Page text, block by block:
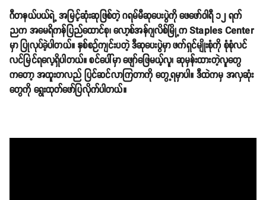
ဂီတနယ်ပယ်ရဲ့ အမြင့်ဆုံးဆုဖြစ်တဲ့ ဂရမ်မီဆုပေးပွဲကို ဖေဖော်ဝါရီ ၁၂ ရက်
ညက အမေရိကန်ပြည်ထောင်စု၊ လော့စ်အန်ဂျလိစ်မြို့က Staples Center
မှာ ပြုလုပ်ခဲ့ပါတယ်။ နှစ်စဉ်ကျင်းပတဲ့ ဒီဆုပေးပွဲမှာ ဖက်ရှင်မျိုးစုံကို စုံစုံလင်
လင်မြင်ရလေ့ရှိပါတယ်။ စင်ပေါ်မှာ ဖျော်ဖြေမယ့်လူ၊ ဆုမှန်းထားတဲ့လူတွေ
ကတော့ အထူးတလည် ပြင်ဆင်လာကြတာကို တွေ့ရမှာပါ။ ဒီထဲကမှ အလှဆုံး
တွေကို ရွေးထုတ်ဖော်ပြလိုက်ပါတယ်။